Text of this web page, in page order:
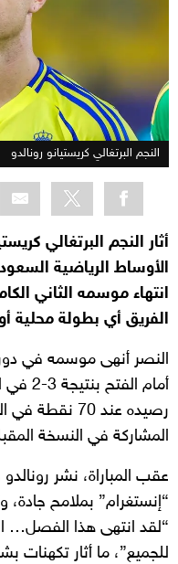
النجم البرتغالي كريستيانو رونالدو
أثار النجم البرتغالي
الأوساط الرياضية
انتهاء موسمه الثاني
الفريق أي بطولة محلية
النصر أنهى موسمه في
رصيده عند 70
المشاركة في النسخة
عقب المباراة، نشر
“إنستغرام” بملامح
“لقد انتهى هذا الفصل…
للجميع”، ما أثار